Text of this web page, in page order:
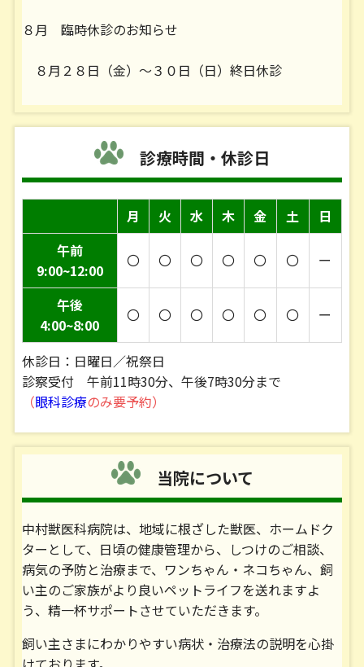
８月 臨時休診のお知らせ
８月２８日（金）～３０日（日）終日休診
９月 診察時間変更のお知らせ
９月 ５日（土） 午後休診
７月 診察時間変更および臨時休診のお知らせ
７月 ９日（木） 午後６時３０分まで
７月２３日（木） 午後６時３０分まで の診察と
なります。
■２０２６／０６／１１■
６月 １３日（土） 午後休診
６月 １７日（水） 午後６時までの診療となりま
す。
■２０２６／０５／１３■
５月．６月 診察時間変更のお知らせ
狂犬病予防集合注射担当日につき
５月２１日（木） ５月２６日（火）
診療時間・休診日
月 火 水 木 金 土
日
午前
9:00~12:00
〇 〇 〇 〇 〇 〇 ー
午後
4:00~8:00
〇 〇 〇 〇 〇 〇 ー
休診日：日曜日／祝祭日
診察受付 午前11時30分、午後7時30分まで
（眼科診療のみ要予約）
当院について
中村獣医科病院は、地域に根ざした獣医、ホームドク
ターとして、日頃の健康管理から、しつけのご相談、
病気の予防と治療まで、ワンちゃん・ネコちゃん、飼
い主のご家族がより良いペットライフを送れますよ
う、精一杯サポートさせていただきます。
飼い主さまにわかりやすい病状・治療法の説明を心掛